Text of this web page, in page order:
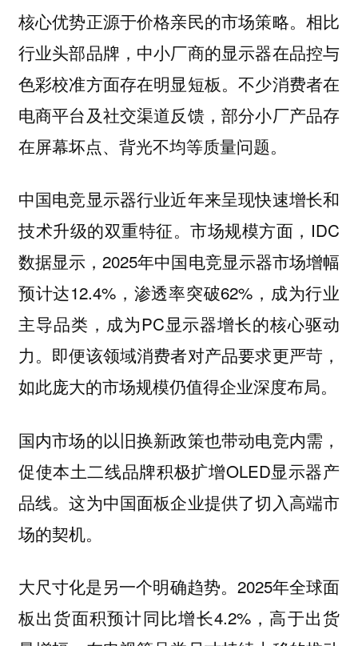
核心优势正源于价格亲民的市场策略。相比
行业头部品牌，中小厂商的显示器在品控与
色彩校准方面存在明显短板。不少消费者在
电商平台及社交渠道反馈，部分小厂产品存
在屏幕坏点、背光不均等质量问题。
中国电竞显示器行业近年来呈现快速增长和
技术升级的双重特征。市场规模方面，IDC
数据显示，2025年中国电竞显示器市场增幅
预计达12.4%，渗透率突破62%，成为行业
主导品类，成为PC显示器增长的核心驱动
力。即便该领域消费者对产品要求更严苛，
如此庞大的市场规模仍值得企业深度布局。
国内市场的以旧换新政策也带动电竞内需，
促使本土二线品牌积极扩增OLED显示器产
品线。这为中国面板企业提供了切入高端市
场的契机。
大尺寸化是另一个明确趋势。 2025年全球面
板出货面积预计同比增长4.2%，高于出货